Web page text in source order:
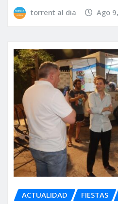
torrent al dia Ago
ACTUALIDAD FIESTAS